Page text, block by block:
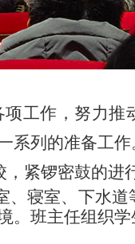
项工作，努力
系列的准备工作
紧锣密鼓的进
寝室、下水
。班主任组织